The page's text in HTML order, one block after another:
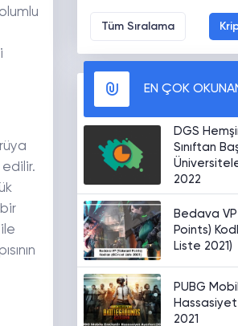
Tüm Sıralama
EN ÇOK
DGS
Sınıftan
2022
Bedava
Points)
Liste 2021)
PUBG
Hassasiyet
2021